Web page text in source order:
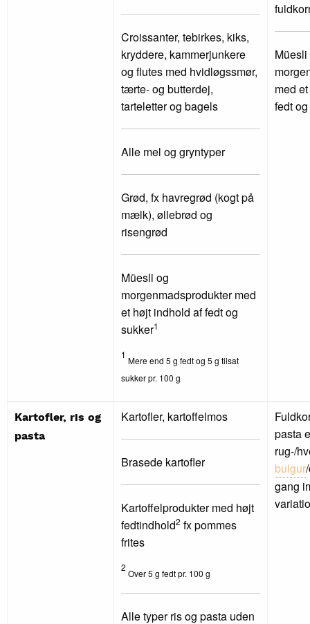
Croissanter, tebirkes, kiks,
kryddere, kammerjunkere
og flutes med hvidløgssmør,
tærte- og butterdej,
tarteletter og bagels
Alle mel og gryntyper
Grød, fx havregrød (kogt på
mælk), øllebrød og
risengrød
Müesli og
morgenmadsprodukter med
et højt indhold af fedt og
sukker1
1
Mere end 5 g fedt og 5 g tilsat
sukker pr. 100 g
med
fedt
Kartofler, ris og
pasta
Kartofler, kartoffelmos
Brasede kartofler
Kartoffelprodukter med højt
fedtindhold2 fx pommes
frites
2
Over 5 g fedt pr. 100 g
Alle typer ris og pasta uden
pasta
rug-/
bulgur
gang